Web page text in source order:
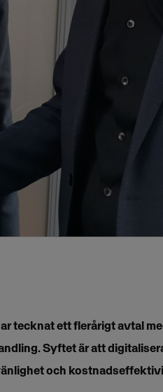
tecknat ett flerårigt avtal
Syftet är att
och